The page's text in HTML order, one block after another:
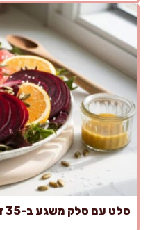
סלט עם סלק משגע ב-35 דקות, בלי גבינה בכלל